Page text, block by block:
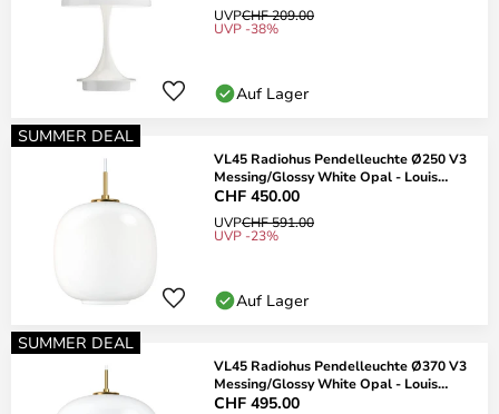
UVPCHF 209.00
UVP -38%
Auf Lager
SUMMER DEAL
VL45 Radiohus Pendelleuchte Ø250 V3
Messing/Glossy White Opal - Louis
Poulsen
CHF 450.00
UVPCHF 591.00
UVP -23%
Auf Lager
SUMMER DEAL
VL45 Radiohus Pendelleuchte Ø370 V3
Messing/Glossy White Opal - Louis
Poulsen
CHF 495.00